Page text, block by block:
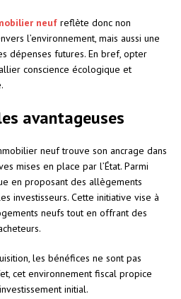
neuf reflète donc non
l’environnement, mais aussi une
dépenses futures. En bref, opter
conscience écologique et
avantageuses
neuf trouve son ancrage dans
mises en place par l’État. Parmi
en proposant des allègements
investisseurs. Cette initiative vise à
neufs tout en offrant des
les bénéfices ne sont pas
cet environnement fiscal propice
initial.